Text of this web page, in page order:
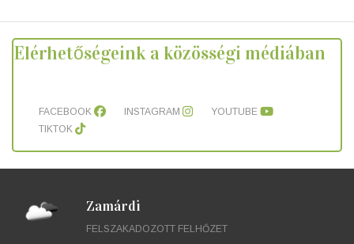
Elérhetőségeink a közösségi médiában
FACEBOOK INSTAGRAM
YOUTUBE
TIKTOK
Zamárdi
FELSZAKADOZOTT FELHŐZET